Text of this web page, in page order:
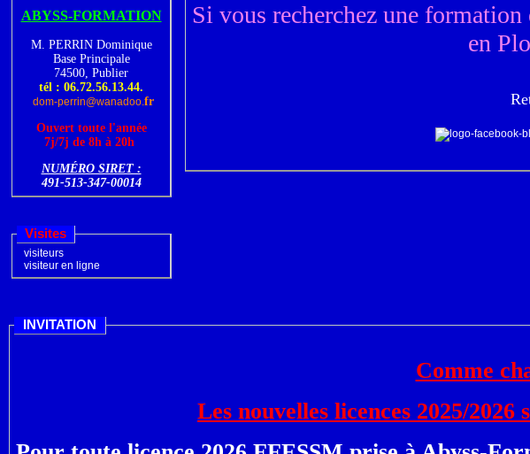
ABYSS-FORMATION
M. PERRIN Dominique
Base Principale
74500, Publier
tél : 06.72.56.13.44.
dom-perrin@wanadoo.fr
Ouvert toute l'année
7j/7j de 8h à 20h
NUMÉRO SIRET :
491-513-347-00014
Visites
visiteurs
visiteur en ligne
Si vous recherchez une
en
R
INVITATION
Comme
Les nouvelles licences 2025/